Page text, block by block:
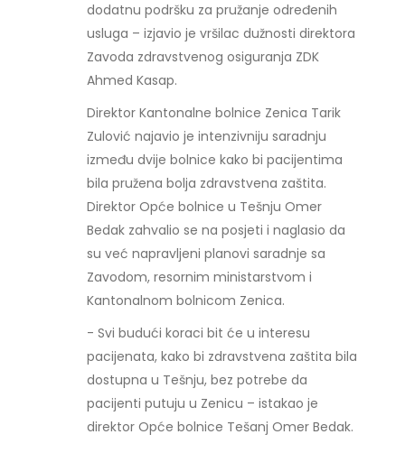
dodatnu podršku za pružanje određenih
usluga – izjavio je vršilac dužnosti direktora
Zavoda zdravstvenog osiguranja ZDK
Ahmed Kasap.
Direktor Kantonalne bolnice Zenica Tarik
Zulović najavio je intenzivniju saradnju
između dvije bolnice kako bi pacijentima
bila pružena bolja zdravstvena zaštita.
Direktor Opće bolnice u Tešnju Omer
Bedak zahvalio se na posjeti i naglasio da
su već napravljeni planovi saradnje sa
Zavodom, resornim ministarstvom i
Kantonalnom bolnicom Zenica.
- Svi budući koraci bit će u interesu
pacijenata, kako bi zdravstvena zaštita bila
dostupna u Tešnju, bez potrebe da
pacijenti putuju u Zenicu – istakao je
direktor Opće bolnice Tešanj Omer Bedak.